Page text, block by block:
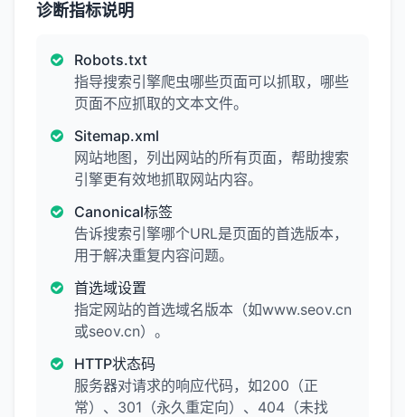
诊断指标说明
Robots.txt
指导搜索引擎爬虫哪些页面可以抓取，哪些
页面不应抓取的文本文件。
Sitemap.xml
网站地图，列出网站的所有页面，帮助搜索
引擎更有效地抓取网站内容。
Canonical标签
告诉搜索引擎哪个URL是页面的首选版本，
用于解决重复内容问题。
首选域设置
指定网站的首选域名版本（如www.seov.cn
或seov.cn）。
HTTP状态码
服务器对请求的响应代码，如200（正
常）、301（永久重定向）、404（未找